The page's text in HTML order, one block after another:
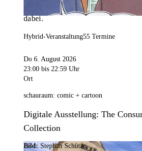
umfangreichste der Region. Hier
dabei.
Hybrid-Veranstaltung55 Termine
Do 6. August 2026
23:00 bis 22:59 Uhr
Ort
schauraum: comic + cartoon
Digitale Ausstellung: The
Collection
Bild: Stephan Schütze